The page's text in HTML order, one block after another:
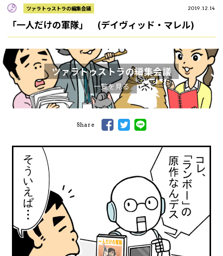
ツァラトゥストラの編集会議 2019.12.14
「一人だけの軍隊」 (デイヴィッド・マレル)
ツァラトゥストラの編集会議
一覧を見る
Share